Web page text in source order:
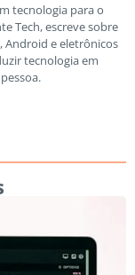
tecnologia para o
Tech, escreve sobre
Android e eletrônicos
tecnologia em